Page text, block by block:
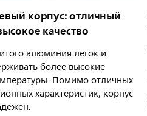
корпус: отличный
качество
алюминия легок и
более высокие
Помимо отличных
характеристик, корпус